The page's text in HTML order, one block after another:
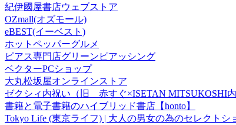
紀伊國屋書店ウェブストア
OZmall(オズモール)
eBEST(イーベスト)
ホットペッパーグルメ
ピアス専門店グリーンピアッシング
ベクターPCショップ
大丸松坂屋オンラインストア
ゼクシィ内祝い（旧 赤すぐ×ISETAN MITSUKOSHI内
書籍と電子書籍のハイブリッド書店【honto】
Tokyo Life (東京ライフ) | 大人の男女の為のセレクトシ